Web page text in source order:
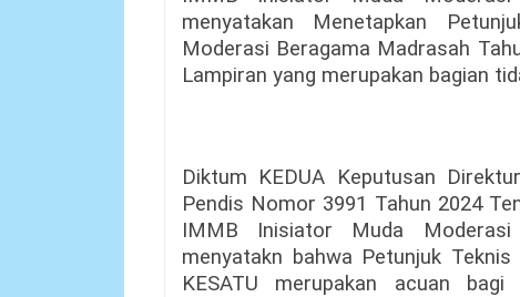
menyatakan Menetapkan
Moderasi Beragama Madrasah
Lampiran yang merupakan bagian
Diktum KEDUA Keputusan
Pendis Nomor 3991 Tahun 2024
IMMB Inisiator Muda Moderasi
menyatakn bahwa Petunjuk
KESATU merupakan acuan